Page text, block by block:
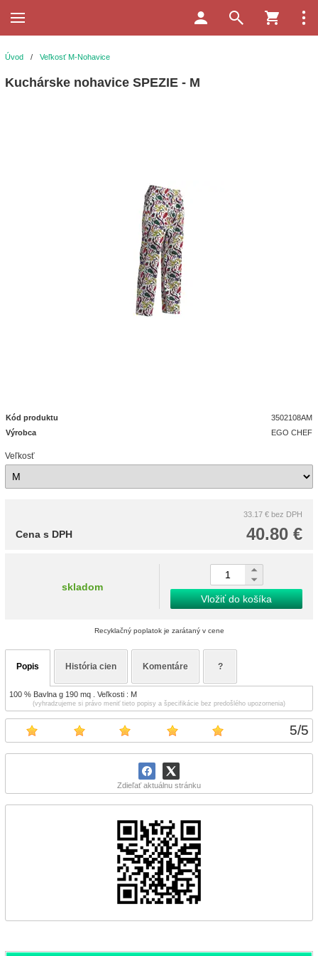
5/5
Zdieľať aktuálnu stránku
Úvod / Veľkosť M-Nohavice
Kuchárske nohavice SPEZIE - M
Kód produktu
3502108AM
Výrobca
EGO CHEF
Veľkosť
33.17 € bez DPH
40.80 €
Cena s DPH
skladom
Vložiť do košíka
Recyklačný poplatok je zarátaný v cene
Popis História cien Komentáre ?
100 % Bavlna g 190 mq . Veľkosti : M
(vyhradzujeme si právo meniť tieto popisy a špecifikácie bez predošlého upozornenia)